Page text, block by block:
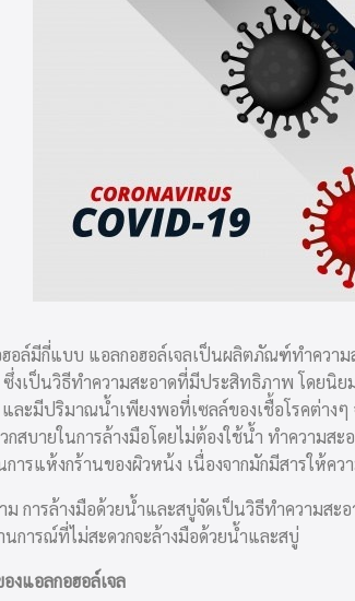
ฮอล์มีกี่แบบ แอลกอฮอล์เจลเป็นผลิตภัณฑ์ทําควา
งเป็นวิธีทำความสะอาดที่มีประสิทธิภาพ โดยนิย
และมีปริมาณน้ำเพียงพอที่เซลล์ของเชื้อโรคต่า
กสบายในการล้างมือโดยไม่ต้องใช้น้ำ ทำความสะ
การแห้งกร้านของผิวหน้ง เนื่องจากมักมีสารให้ค
ม การล้างมือด้วยน้ำและสบู่จัดเป็นวิธีทำความส
การณ์ที่ไม่สะดวกจะล้างมือด้วยน้ำและสบู่
งแอลกอฮอล์เจล